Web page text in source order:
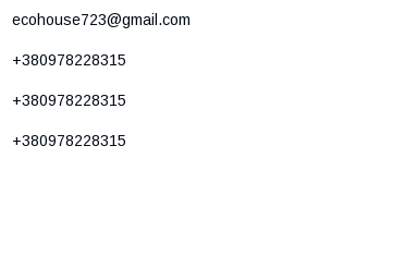
ecohouse723@gmail.com
+380978228315
+380978228315
+380978228315